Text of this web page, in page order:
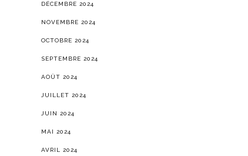
DÉCEMBRE 2024
NOVEMBRE 2024
OCTOBRE 2024
SEPTEMBRE 2024
AOÛT 2024
JUILLET 2024
JUIN 2024
MAI 2024
AVRIL 2024